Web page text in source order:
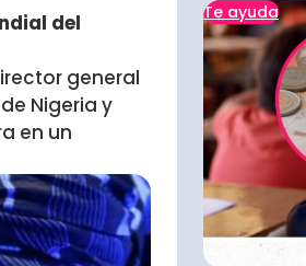
del
general
de Nigeria y
en un
Te ayuda